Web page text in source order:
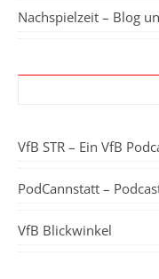
Nachspielzeit – Blog
VfB STR – Ein VfB
PodCannstatt –
VfB Blickwinkel